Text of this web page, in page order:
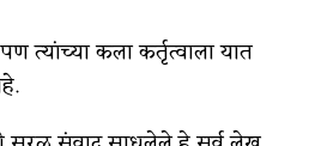
त्यांच्या कला कर्तृत्वाला यात